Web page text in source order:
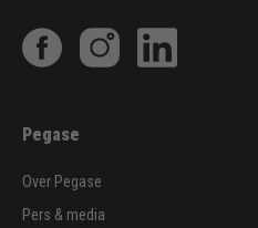
Pegase
Over Pegase
Pers & media